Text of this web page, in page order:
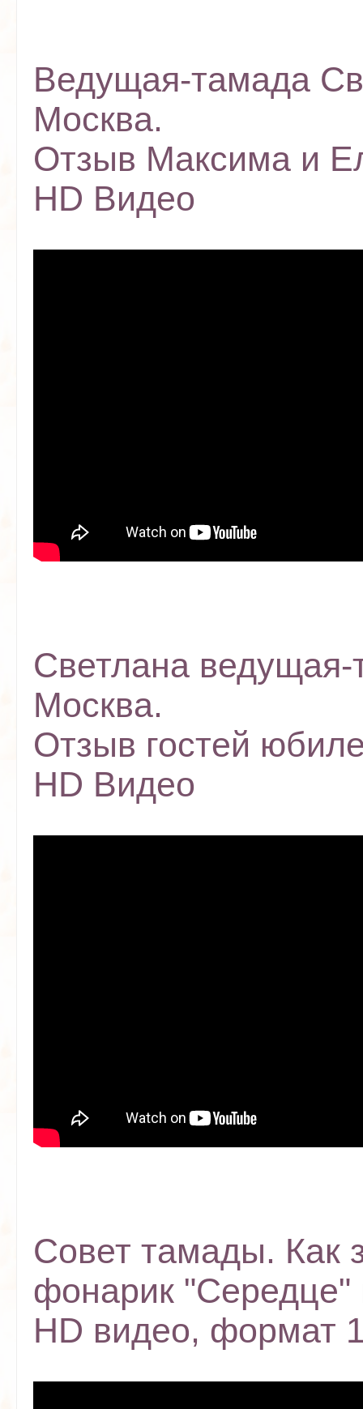
Ведущая-тамада
Москва.
Отзыв Максима и
HD Видео
Светлана
Москва.
Отзыв гостей
HD Видео
Совет тамады. Как
фонарик "Середце"
HD видео, формат